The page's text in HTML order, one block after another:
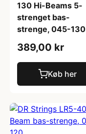
130 Hi-Beams 5-
strenget bas-
strenge, 045-130
389,00 kr
Køb her